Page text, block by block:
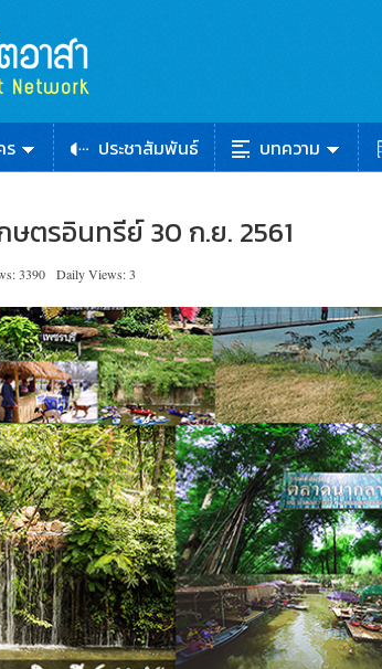
ร ประชาสัมพันธ์ บทความ
ษตรอินทรีย์ 30 ก.ย. 2561
3390 Daily Views: 3